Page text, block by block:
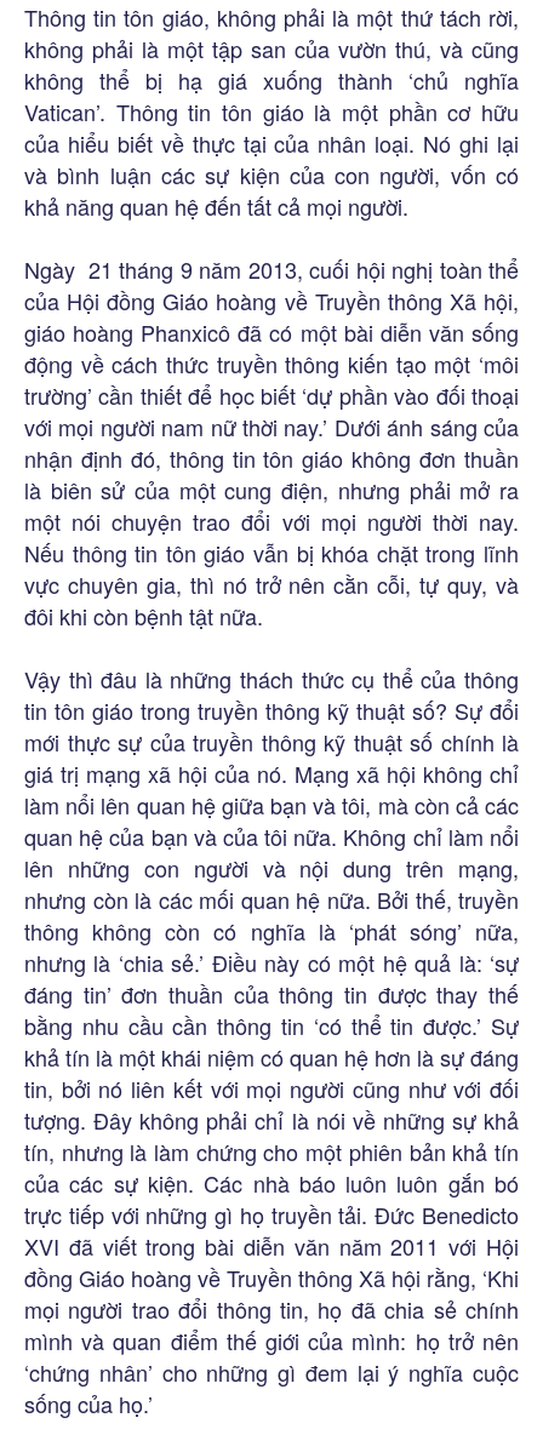
Thông tin tôn giáo, không phải là một thứ tách rời,
không phải là một tập san của vườn thú, và cũng
không thể bị hạ giá xuống thành ‘chủ nghĩa
Vatican’. Thông tin tôn giáo là một phần cơ hữu
của hiểu biết về thực tại của nhân loại. Nó ghi lại
và bình luận các sự kiện của con người, vốn có
khả năng quan hệ đến tất cả mọi người.
Ngày 21 tháng 9 năm 2013, cuối hội nghị toàn thể
của Hội đồng Giáo hoàng về Truyền thông Xã hội,
giáo hoàng Phanxicô đã có một bài diễn văn sống
động về cách thức truyền thông kiến tạo một ‘môi
trường’ cần thiết để học biết ‘dự phần vào đối thoại
với mọi người nam nữ thời nay.’ Dưới ánh sáng của
nhận định đó, thông tin tôn giáo không đơn thuần
là biên sử của một cung điện, nhưng phải mở ra
một nói chuyện trao đổi với mọi người thời nay.
Nếu thông tin tôn giáo vẫn bị khóa chặt trong lĩnh
vực chuyên gia, thì nó trở nên cằn cỗi, tự quy, và
đôi khi còn bệnh tật nữa.
Vậy thì đâu là những thách thức cụ thể của thông
tin tôn giáo trong truyền thông kỹ thuật số? Sự đổi
mới thực sự của truyền thông kỹ thuật số chính là
giá trị mạng xã hội của nó. Mạng xã hội không chỉ
làm nổi lên quan hệ giữa bạn và tôi, mà còn cả các
quan hệ của bạn và của tôi nữa. Không chỉ làm nổi
lên những con người và nội dung trên mạng,
nhưng còn là các mối quan hệ nữa. Bởi thế, truyền
thông không còn có nghĩa là ‘phát sóng’ nữa,
nhưng là ‘chia sẻ.’ Điều này có một hệ quả là: ‘sự
đáng tin’ đơn thuần của thông tin được thay thế
bằng nhu cầu cần thông tin ‘có thể tin được.’ Sự
khả tín là một khái niệm có quan hệ hơn là sự đáng
tin, bởi nó liên kết với mọi người cũng như với đối
tượng. Đây không phải chỉ là nói về những sự khả
tín, nhưng là làm chứng cho một phiên bản khả tín
của các sự kiện. Các nhà báo luôn luôn gắn bó
trực tiếp với những gì họ truyền tải. Đức Benedicto
XVI đã viết trong bài diễn văn năm 2011 với Hội
đồng Giáo hoàng về Truyền thông Xã hội rằng, ‘Khi
mọi người trao đổi thông tin, họ đã chia sẻ chính
mình và quan điểm thế giới của mình: họ trở nên
‘chứng nhân’ cho những gì đem lại ý nghĩa cuộc
sống của họ.’